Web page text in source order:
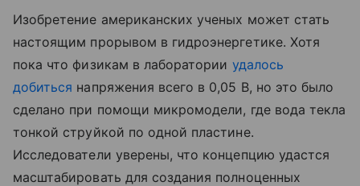
Изобретение американских ученых может стать
настоящим прорывом в гидроэнергетике. Хотя
пока что физикам в лаборатории удалось
добиться напряжения всего в 0,05 В, но это было
сделано при помощи микромодели, где вода текла
тонкой струйкой по одной пластине.
Исследователи уверены, что концепцию удастся
масштабировать для создания полноценных